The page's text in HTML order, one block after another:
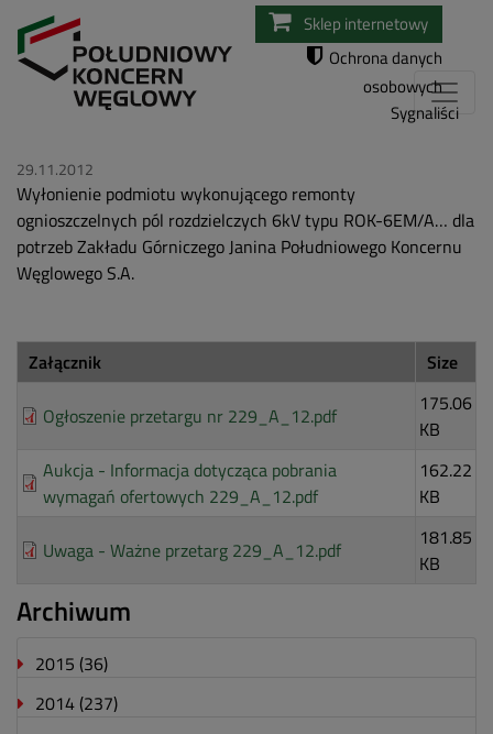
Przejdź
do
Sklep internetowy
Ochrona danych
osobowych
Sygnaliści
29.11.2012
Wyłonienie podmiotu wykonującego remonty
ognioszczelnych pól rozdzielczych 6kV typu ROK-6EM/A… dla
potrzeb Zakładu Górniczego Janina Południowego Koncernu
Węglowego S.A.
Załącznik Size
Ogłoszenie przetargu nr 229_A_12.pdf
175.06
KB
Aukcja - Informacja dotycząca pobrania
wymagań ofertowych 229_A_12.pdf
162.22
KB
Uwaga - Ważne przetarg 229_A_12.pdf
181.85
KB
Archiwum
2015 (36)
2014 (237)